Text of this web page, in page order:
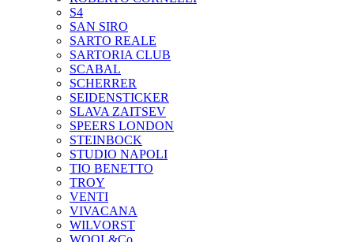
S4
SAN SIRO
SARTO REALE
SARTORIA CLUB
SCABAL
SCHERRER
SEIDENSTICKER
SLAVA ZAITSEV
SPEERS LONDON
STEINBOCK
STUDIO NAPOLI
TIO BENETTO
TROY
VENTI
VIVACANA
WILVORST